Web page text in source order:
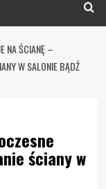
NA ŚCIANĘ –
W SALONIE BĄDŹ
ściany w